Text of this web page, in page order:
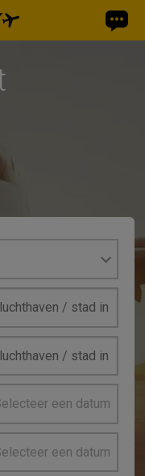
een datum
een datum